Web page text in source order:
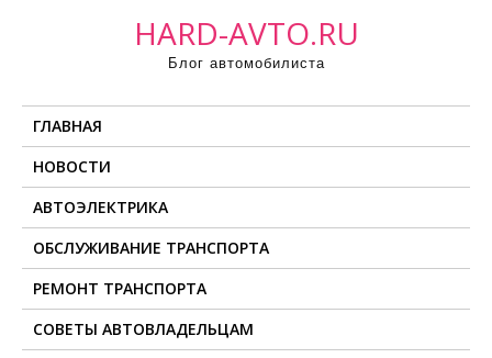
HARD-AVTO.RU
Блог автомобилиста
ГЛАВНАЯ
НОВОСТИ
АВТОЭЛЕКТРИКА
ОБСЛУЖИВАНИЕ ТРАНСПОРТА
РЕМОНТ ТРАНСПОРТА
СОВЕТЫ АВТОВЛАДЕЛЬЦАМ